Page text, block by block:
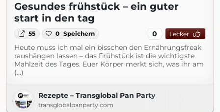
Gesundes frühstück – ein guter
start in den tag
55 0 Speichern 0 Lecker
Heute muss ich mal ein bisschen den Ernährungsfreak
raushängen lassen – das Frühstück ist die wichtigste
Mahlzeit des Tages. Euer Körper merkt sich, was ihr am
(...)
Rezepte – Transglobal Pan Party
transglobalpanparty.com